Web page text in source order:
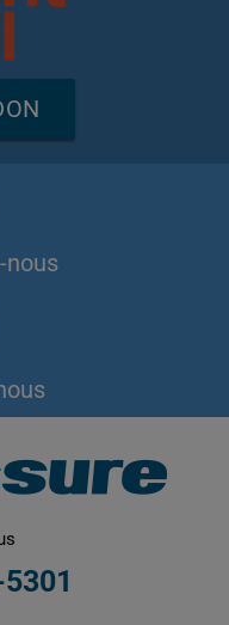
nous